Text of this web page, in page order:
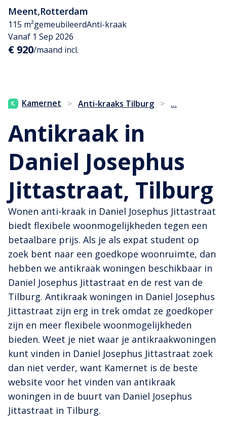
Meent,Rotterdam
115 m²gemeubileerdAnti-kraak
Vanaf 1 Sep 2026
€ 920/maand incl.
Kamernet > Anti-kraaks Tilburg > ...
Antikraak in
Daniel Josephus
Jittastraat, Tilburg
Wonen anti-kraak in Daniel Josephus Jittastraat
biedt flexibele woonmogelijkheden tegen een
betaalbare prijs. Als je als expat student op
zoek bent naar een goedkope woonruimte, dan
hebben we antikraak woningen beschikbaar in
Daniel Josephus Jittastraat en de rest van de
Tilburg. Antikraak woningen in Daniel Josephus
Jittastraat zijn erg in trek omdat ze goedkoper
zijn en meer flexibele woonmogelijkheden
bieden. Weet je niet waar je antikraakwoningen
kunt vinden in Daniel Josephus Jittastraat zoek
dan niet verder, want Kamernet is de beste
website voor het vinden van antikraak
woningen in de buurt van Daniel Josephus
Jittastraat in Tilburg.